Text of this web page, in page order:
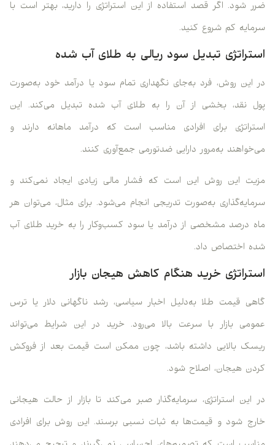
ضرر شود. اگر قصد استفاده از این استراتژی را دارید، بهتر است با
سرمایه کم شروع کنید.
استراتژی تبدیل سود ریالی به طلای آب شده
در این روش، فرد به‌جای نگهداری تمام سود یا درآمد خود به‌صورت
پول نقد، بخشی از آن را به طلای آب شده تبدیل می‌کند. این
استراتژی برای افرادی مناسب است که درآمد ماهانه دارند و
می‌خواهند به‌مرور دارایی ضدتورمی جمع‌آوری کنند.
مزیت این روش این است که فشار مالی زیادی ایجاد نمی‌کند و
سرمایه‌گذاری به‌صورت تدریجی انجام می‌شود. برای مثال، می‌توان هر
ماه درصد مشخصی از درآمد یا سود کسب‌وکار را به خرید طلای آب
شده اختصاص داد.
استراتژی خرید هنگام کاهش هیجان بازار
گاهی قیمت طلا به‌دلیل اخبار سیاسی، رشد ناگهانی دلار یا ترس
عمومی بازار با سرعت بالا می‌رود. خرید در این شرایط می‌تواند
ریسک بالایی داشته باشد، چون ممکن است قیمت بعد از فروکش
کردن هیجان، اصلاح شود.
در این استراتژی، سرمایه‌گذار صبر می‌کند تا بازار از حالت هیجانی
خارج شود و قیمت‌ها به ثبات نسبی برسند. این روش برای افرادی